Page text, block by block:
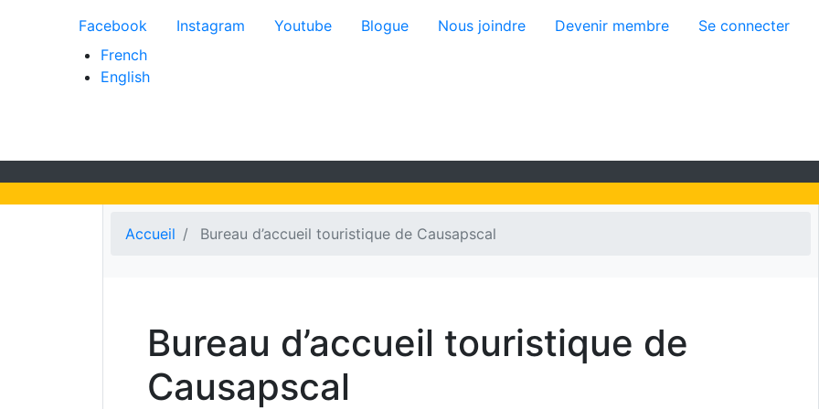
Menu du compte de l'utilisateur
Facebook Instagram Youtube Blogue Nous joindre Devenir membre
Se connecter
French
English
Accueil Bureau d’accueil touristique de Causapscal
Bureau d’accueil touristique de
Causapscal